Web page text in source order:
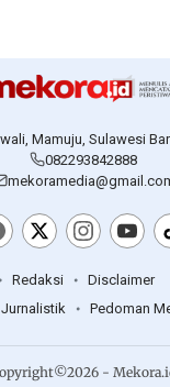
Mamuju, Sulawesi
082293842888
Redaksi Disclaimer
Pedoman
-